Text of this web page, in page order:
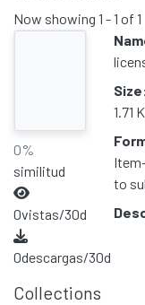
Now showing 1 - 1 of 1
0%
similitud
0vistas/30d
0descargas/30d
1.71
to
Collections